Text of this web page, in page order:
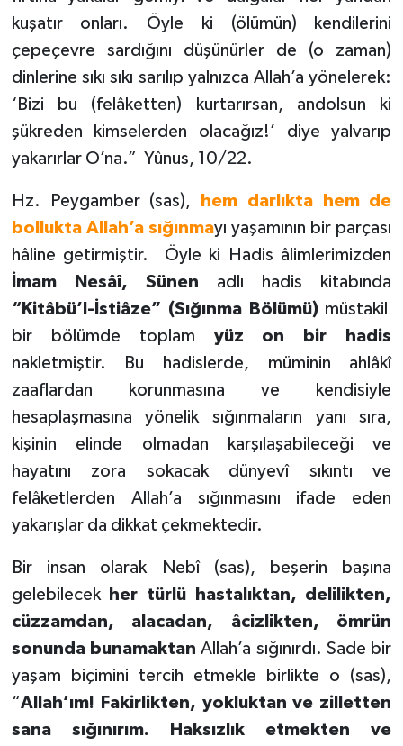
kuşatır onları. Öyle ki (ölümün) kendilerini
çepeçevre sardığını düşünürler de (o zaman)
dinlerine sıkı sıkı sarılıp yalnızca Allah’a yönelerek:
‘Bizi bu (felâketten) kurtarırsan, andolsun ki
şükreden kimselerden olacağız!’ diye yalvarıp
yakarırlar O’na.” Yûnus, 10/22.
Hz. Peygamber (sas), hem darlıkta hem de
bollukta Allah’a sığınmayı yaşamının bir parçası
hâline getirmiştir. Öyle ki Hadis âlimlerimizden
İmam Nesâî, Sünen adlı hadis kitabında
“Kitâbü’l-İstiâze” (Sığınma Bölümü)müstakil
bir bölümde toplam yüz on bir hadis
nakletmiştir. Bu hadislerde, müminin ahlâkî
zaaflardan korunmasına ve kendisiyle
hesaplaşmasına yönelik sığınmaların yanı sıra,
kişinin elinde olmadan karşılaşabileceği ve
hayatını zora sokacak dünyevî sıkıntı ve
felâketlerden Allah’a sığınmasını ifade eden
yakarışlar da dikkat çekmektedir.
Bir insan olarak Nebî (sas), beşerin başına
gelebilecekher türlü hastalıktan, delilikten,
cüzzamdan, alacadan, âcizlikten, ömrün
sonunda bunamaktanAllah’a sığınırdı. Sade bir
yaşam biçimini tercih etmekle birlikte o (sas),
“Allah’ım! Fakirlikten, yokluktan ve zilletten
sana sığınırım. Haksızlık etmekten ve